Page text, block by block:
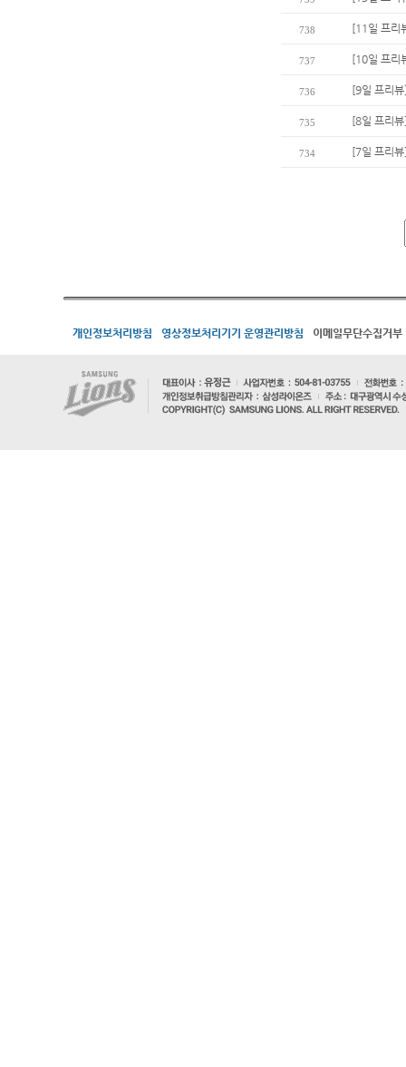
738 [11일 프리
737 [10일 프리
736 [9일 프리
735 [8일 프리
734 [7일 프리
개인정보처리방침 영상정보처리기기 운영관리방침 이메일무단수집거부